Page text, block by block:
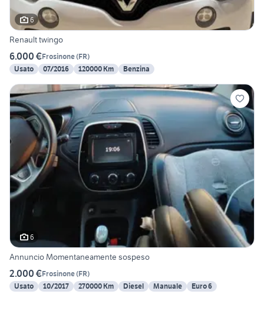
6
Renault twingo
6.000 €Frosinone(FR)
Usato
07/2016 120000 Km Benzina
6
Annuncio Momentaneamente sospeso
2.000 €Frosinone(FR)
Usato
10/2017 270000 Km Diesel Manuale Euro 6